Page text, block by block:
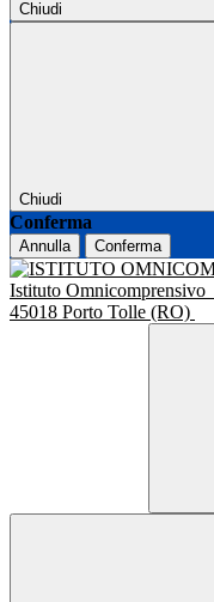
Chiudi
Chiudi
Conferma
Annulla Conferma
Istituto Omnicomprensivo
45018 Porto Tolle (RO)